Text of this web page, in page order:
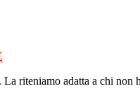
riteniamo adatta a chi non